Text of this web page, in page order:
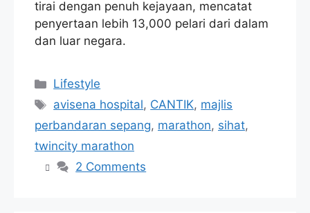
tirai dengan penuh kejayaan, mencatat
penyertaan lebih 13,000 pelari dari dalam
dan luar negara.
Categories
Lifestyle
Tags
avisena hospital, CANTIK, majlis
perbandaran sepang, marathon, sihat,
twincity marathon
2 Comments